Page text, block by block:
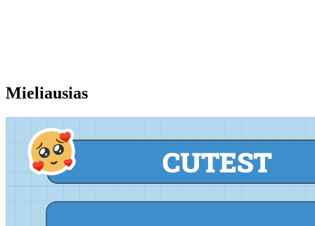
Mieliausias